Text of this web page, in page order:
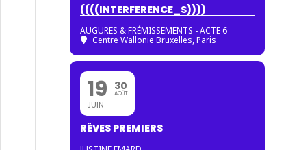
((((INTERFERENCE_S))))
AUGURES & FRÉMISSEMENTS - ACTE 6
Centre Wallonie Bruxelles, Paris
19
JUIN
30
AOÛT
RÊVES PREMIERS